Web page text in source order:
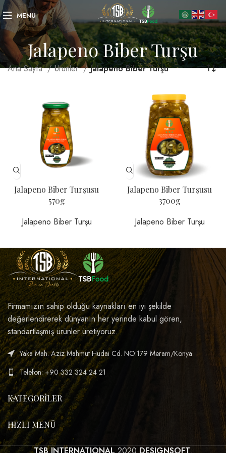
MENU
Jalapeno Biber Turşu
Ana Sayfa Ürünler Jalapeno Biber Turşu
Jalapeno Biber Turşusu
570g
Jalapeno Biber Turşu
Jalapeno Biber Turşusu
3700g
Jalapeno Biber Turşu
Firmamızın sahip olduğu kaynakları en iyi şekilde
değerlendirerek dünyanın her yerinde kabul gören,
standartlaşmış ürünler üretiyoruz.
Yaka Mah. Aziz Mahmut Hudai Cd. NO:179 Meram/Konya
Telefon: +90 332 324 24 21
KATEGORILER
HIZLI MENÜ
TSB INTERNATIONAL 2020 DESIGNSOFT.